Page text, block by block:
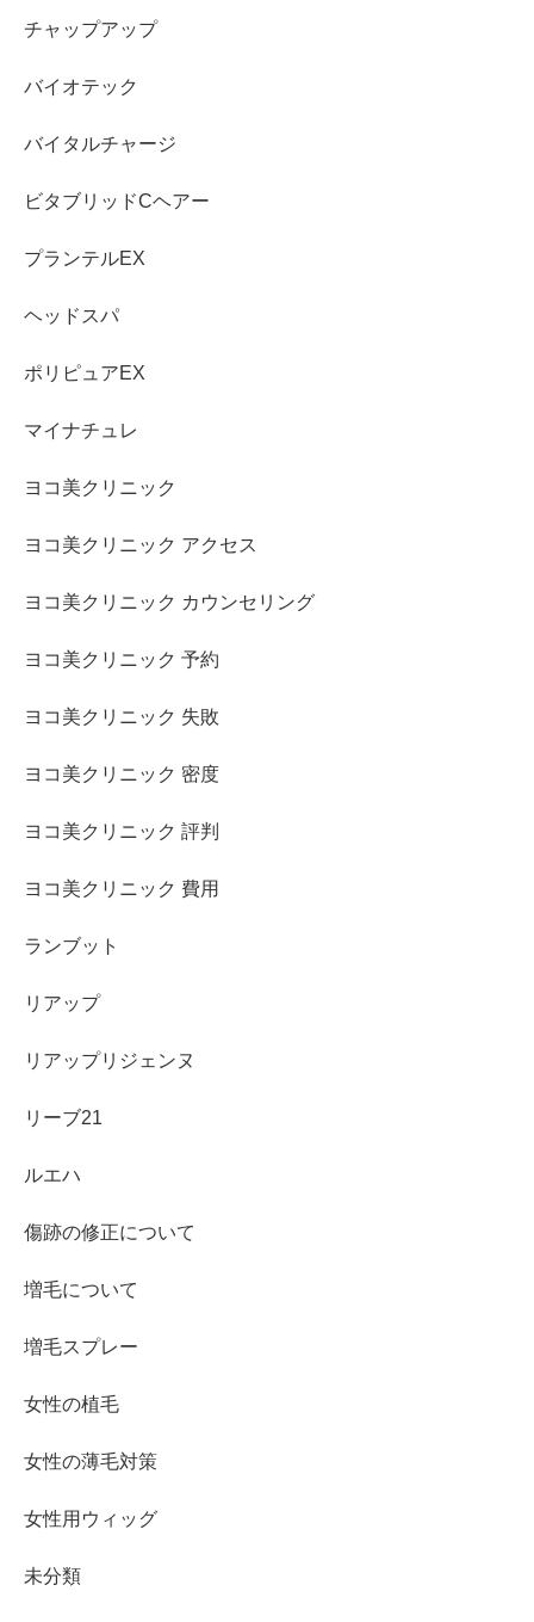
チャップアップ
バイオテック
バイタルチャージ
ビタブリッドCヘアー
プランテルEX
ヘッドスパ
ポリピュアEX
マイナチュレ
ヨコ美クリニック
ヨコ美クリニック アクセス
ヨコ美クリニック カウンセリング
ヨコ美クリニック 予約
ヨコ美クリニック 失敗
ヨコ美クリニック 密度
ヨコ美クリニック 評判
ヨコ美クリニック 費用
ランブット
リアップ
リアップリジェンヌ
リーブ21
ルエハ
傷跡の修正について
増毛について
増毛スプレー
女性の植毛
女性の薄毛対策
女性用ウィッグ
未分類